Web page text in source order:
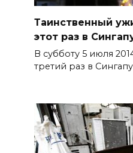
Таинственный
этот раз в
В субботу 5 июля
третий раз в